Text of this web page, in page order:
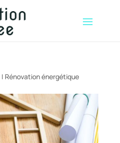
| Rénovation énergétique